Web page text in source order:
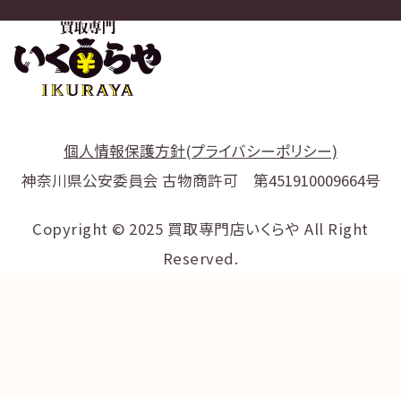
個人情報保護方針(プライバシーポリシー)
神奈川県公安委員会 古物商許可 第451910009664号
Copyright © 2025 買取専門店いくらや All Right
Reserved.